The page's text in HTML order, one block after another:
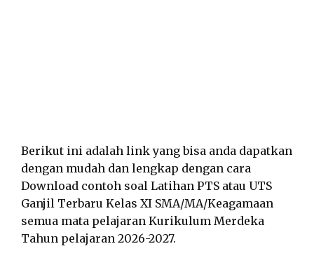
Berikut ini adalah link yang bisa anda dapatkan
dengan mudah dan lengkap dengan cara
Download contoh soal Latihan PTS atau UTS
Ganjil Terbaru Kelas XI SMA/MA/Keagamaan
semua mata pelajaran Kurikulum Merdeka
Tahun pelajaran 2026-2027.